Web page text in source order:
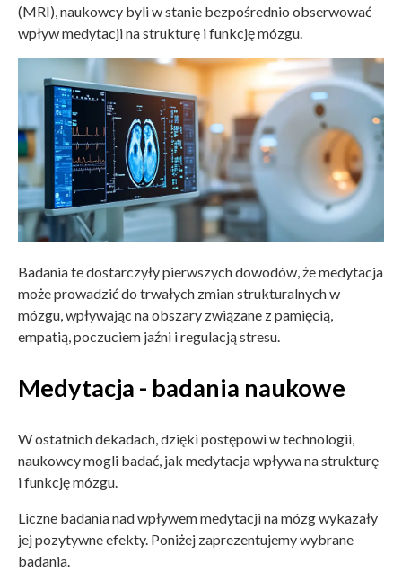
(MRI), naukowcy byli w stanie bezpośrednio obserwować
wpływ medytacji na strukturę i funkcję mózgu.
Badania te dostarczyły pierwszych dowodów, że medytacja
może prowadzić do trwałych zmian strukturalnych w
mózgu, wpływając na obszary związane z pamięcią,
empatią, poczuciem jaźni i regulacją stresu.
Medytacja - badania naukowe
W ostatnich dekadach, dzięki postępowi w technologii,
naukowcy mogli badać, jak medytacja wpływa na strukturę
i funkcję mózgu.
Liczne badania nad wpływem medytacji na mózg wykazały
jej pozytywne efekty. Poniżej zaprezentujemy wybrane
badania.